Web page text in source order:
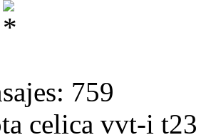
759
celica vvt-i t23